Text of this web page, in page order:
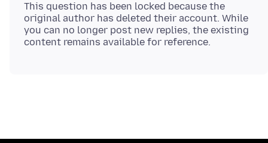
This question has been locked because the
original author has deleted their account. While
you can no longer post new replies, the existing